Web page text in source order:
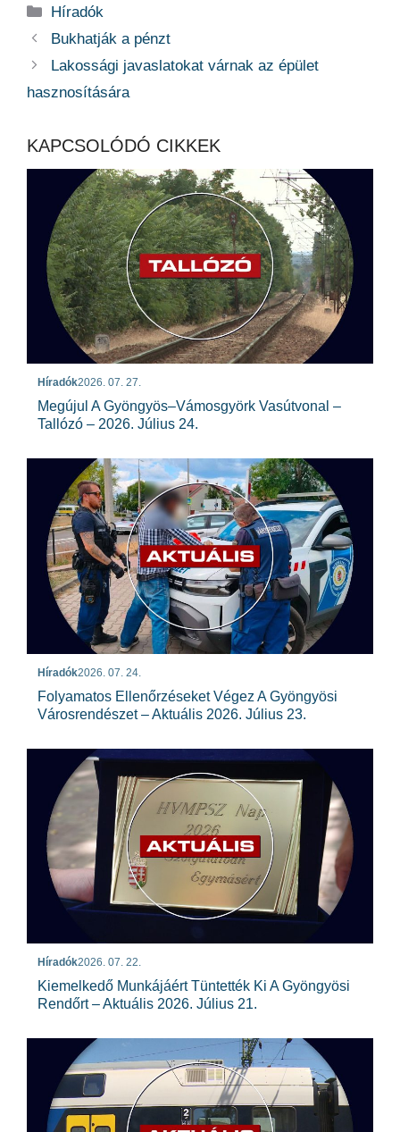
Kategória
Híradók
Bukhatják a pénzt
Lakossági javaslatokat várnak az épület
hasznosítására
KAPCSOLÓDÓ CIKKEK
Híradók2026. 07. 27.
Megújul A Gyöngyös–Vámosgyörk Vasútvonal –
Tallózó – 2026. Július 24.
Híradók2026. 07. 24.
Folyamatos Ellenőrzéseket Végez A Gyöngyösi
Városrendészet – Aktuális 2026. Július 23.
Híradók2026. 07. 22.
Kiemelkedő Munkájáért Tüntették Ki A Gyöngyösi
Rendőrt – Aktuális 2026. Július 21.